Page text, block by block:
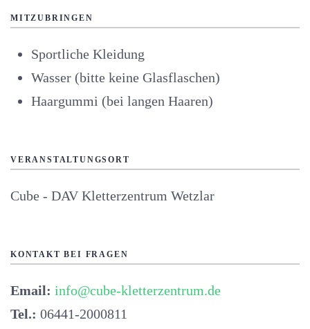
MITZUBRINGEN
Sportliche Kleidung
Wasser (bitte keine Glasflaschen)
Haargummi (bei langen Haaren)
VERANSTALTUNGSORT
Cube - DAV Kletterzentrum Wetzlar
KONTAKT BEI FRAGEN
Email: info@cube-kletterzentrum.de
Tel.: 06441-2000811